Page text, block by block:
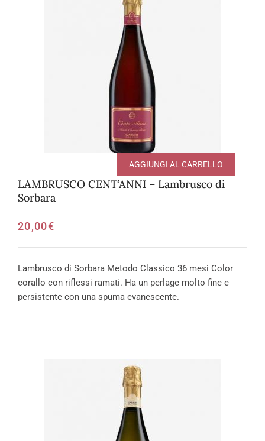
LAMBRUSCO CENT’ANNI – Lambrusco di
Sorbara
20,00€
AGGIUNGI AL CARRELLO
Lambrusco di Sorbara Metodo Classico 36 mesi Color
corallo con riflessi ramati. Ha un perlage molto fine e
persistente con una spuma evanescente.